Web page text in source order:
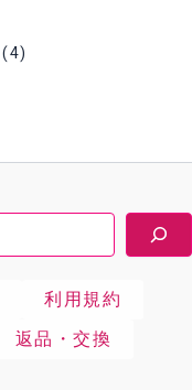
(4)
利用規約
返品・交換